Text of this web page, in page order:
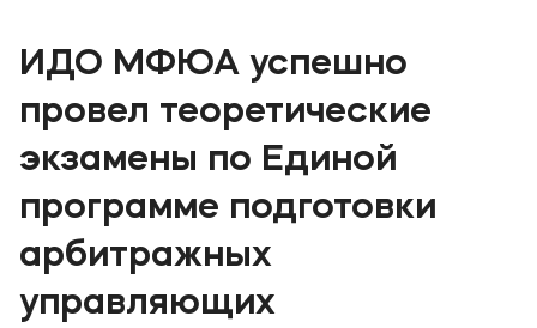
Контакты
ido@mfua.ru
Выбрать программу
ИДО МФЮА успешно
провел теоретические
экзамены по Единой
программе подготовки
арбитражных
управляющих